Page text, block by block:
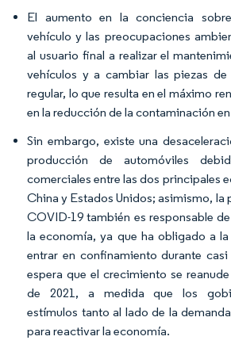
El aumento en la conciencia
vehículo y las preocupaciones
al usuario final a realizar el
vehículos y a cambiar las piezas de
regular, lo que resulta en el máximo
en la reducción de la contaminación
Sin embargo, existe una
producción de automóviles
comerciales entre las dos principales
China y Estados Unidos; asimismo, la
COVID-19 también es responsable
la economía, ya que ha obligado a
entrar en confinamiento durante
espera que el crecimiento se
de 2021, a medida que los
estímulos tanto al lado de la
para reactivar la economía.